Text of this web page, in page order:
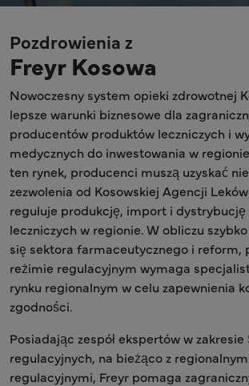
Pozdrowienia z
Freyr Kosowa
Nowoczesny system opieki zdrowotnej
lepsze warunki biznesowe dla
producentów produktów leczniczych i
medycznych do inwestowania w
ten rynek, producenci muszą uzyskać
zezwolenia od Kosowskiej Agencji
reguluje produkcję, import i
leczniczych w regionie. W obliczu
się sektora farmaceutycznego i reform,
reżimie regulacyjnym wymaga
rynku regionalnym w celu zapewnienia
zgodności.
Posiadając zespół ekspertów w zakresie
regulacyjnych, na bieżąco z
regulacyjnymi, Freyr pomaga